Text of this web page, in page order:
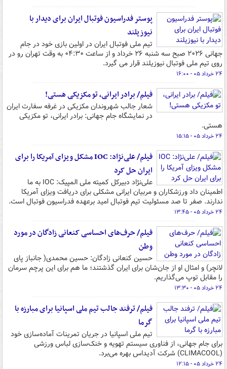
پوستر فدراسیون فوتبال ایران برای دیدار با
نیوزیلند
تیم ملی فوتبال ایران در اولین بازی خود در جام
جهانی ۲۰۲۶ صبح سه شنبه ۲۶ خرداد و از ساعت ۰۴:۳۰ به وقت تهران رو در
روی تیم ملی فوتبال نیوزیلند قرار می گیرد.
۲۴ خرداد ۰۵ - ۱۶:۰۰
فیلم/ برادر ایرانی، تو مکزیکی هستی!
شعار جالب شهروندان مکزیکی در غرفه سفارت ایران
در نمایشگاه جام جهانی: برادر ایرانی، تو مکزیکی
هستی.
۲۴ خرداد ۰۵ - ۱۵:۱۵
فیلم/ علی‌نژاد: IOC مشکل ویزای آمریکا را برای
ایران حل کرد
علی‌نژاد دبیرکل کمیته ملی المپیک: IOC به ما
اطمینان داد ورزشکاران و مربیان ایرانی مشکلی برای دریافت ویزای آمریکا
ندارند. صفر تا صد مسئولیت تیم فوتبال امید برعهده فدراسیون فوتبال است.
۲۴ خرداد ۰۵ - ۱۳:۴۵
فیلم/ حرف‌های احساسی کنعانی زادگان در مورد
وطن
حسین کنعانی زادگان: حسین محمدی( جانباز پای
لانچر) و امثال او از جان‌شان برای ایران گذشتند؛ ما هم برای این پرچم سرمان
را مقابل توپ می‌گذاریم.
۲۴ خرداد ۰۵ - ۱۳:۳۰
فیلم/ ترفند جالب تیم ملی اسپانیا برای مبارزه با
گرما
تیم ملی اسپانیا در جریان تمرینات آماده‌سازی خود
برای جام جهانی، از فناوری سیستم تهویه و خنک‌سازی لباس ورزشی
(CLIMACOOL) شرکت آدیداس بهره می‌برد.
۲۴ خرداد ۰۵ - ۱۲:۱۵